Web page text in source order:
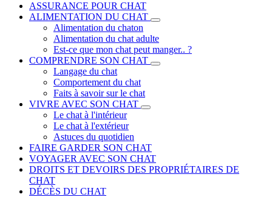
ASSURANCE POUR CHAT
ALIMENTATION DU CHAT
Alimentation du chaton
Alimentation du chat adulte
Est-ce que mon chat peut manger.. ?
COMPRENDRE SON CHAT
Langage du chat
Comportement du chat
Faits à savoir sur le chat
VIVRE AVEC SON CHAT
Le chat à l'intérieur
Le chat à l'extérieur
Astuces du quotidien
FAIRE GARDER SON CHAT
VOYAGER AVEC SON CHAT
DROITS ET DEVOIRS DES PROPRIÉTAIRES DE
CHAT
DÉCÈS DU CHAT